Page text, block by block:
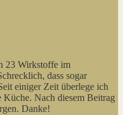
23 Wirkstoffe im
dass sogar
einiger Zeit überlege ich
Nach diesem Beitrag
Danke!